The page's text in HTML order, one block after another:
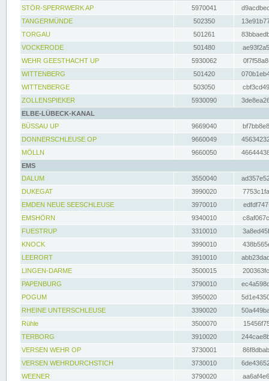
STÖR-SPERRWERK AP 5970041
TANGERMÜNDE
502350
TORGAU
501261
VOCKERODE
501480
WEHR GEESTHACHT UP
5930062
WITTENBERG
501420
WITTENBERGE
503050
ZOLLENSPIEKER
5930090
ELBE-LÜBECK-KANAL
BÜSSAU UP
9669040
DONNERSCHLEUSE OP
9660049
MÖLLN
9660050
EMS
DALUM
3550040
DUKEGAT
3990020
EMDEN NEUE SEESCHLEUSE
3970010
EMSHÖRN
9340010
FUESTRUP
3310010
KNOCK
3990010
LEERORT
3910010
LINGEN-DARME
3500015
PAPENBURG
3790010
POGUM
3950020
RHEINE UNTERSCHLEUSE
3390020
Rühle
3500070
TERBORG
3910020
VERSEN WEHR OP
3730001
VERSEN WEHRDURCHSTICH
3730010
WEENER
3790020